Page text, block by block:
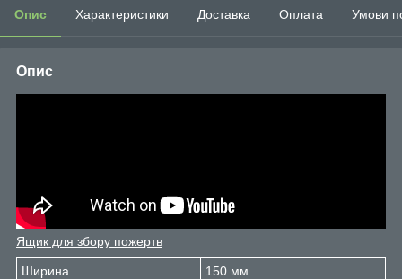
Опис Характеристики Доставка Оплата Умови
Опис
Ящик для збору пожертв
Ширина
150 мм